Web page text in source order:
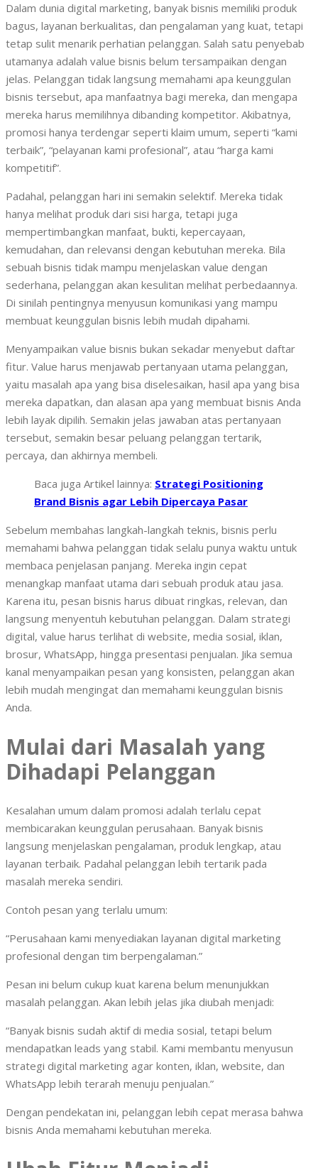
Dalam dunia digital marketing, banyak bisnis memiliki produk
bagus, layanan berkualitas, dan pengalaman yang kuat, tetapi
tetap sulit menarik perhatian pelanggan. Salah satu penyebab
utamanya adalah value bisnis belum tersampaikan dengan
jelas. Pelanggan tidak langsung memahami apa keunggulan
bisnis tersebut, apa manfaatnya bagi mereka, dan mengapa
mereka harus memilihnya dibanding kompetitor. Akibatnya,
promosi hanya terdengar seperti klaim umum, seperti “kami
terbaik”, “pelayanan kami profesional”, atau “harga kami
kompetitif”.
Padahal, pelanggan hari ini semakin selektif. Mereka tidak
hanya melihat produk dari sisi harga, tetapi juga
mempertimbangkan manfaat, bukti, kepercayaan,
kemudahan, dan relevansi dengan kebutuhan mereka. Bila
sebuah bisnis tidak mampu menjelaskan value dengan
sederhana, pelanggan akan kesulitan melihat perbedaannya.
Di sinilah pentingnya menyusun komunikasi yang mampu
membuat keunggulan bisnis lebih mudah dipahami.
Menyampaikan value bisnis bukan sekadar menyebut daftar
fitur. Value harus menjawab pertanyaan utama pelanggan,
yaitu masalah apa yang bisa diselesaikan, hasil apa yang bisa
mereka dapatkan, dan alasan apa yang membuat bisnis Anda
lebih layak dipilih. Semakin jelas jawaban atas pertanyaan
tersebut, semakin besar peluang pelanggan tertarik,
percaya, dan akhirnya membeli.
Baca juga Artikel lainnya: Strategi Positioning
Brand Bisnis agar Lebih Dipercaya Pasar
Sebelum membahas langkah-langkah teknis, bisnis perlu
memahami bahwa pelanggan tidak selalu punya waktu untuk
membaca penjelasan panjang. Mereka ingin cepat
menangkap manfaat utama dari sebuah produk atau jasa.
Karena itu, pesan bisnis harus dibuat ringkas, relevan, dan
langsung menyentuh kebutuhan pelanggan. Dalam strategi
digital, value harus terlihat di website, media sosial, iklan,
brosur, WhatsApp, hingga presentasi penjualan. Jika semua
kanal menyampaikan pesan yang konsisten, pelanggan akan
lebih mudah mengingat dan memahami keunggulan bisnis
Anda.
Mulai dari Masalah yang
Dihadapi Pelanggan
Kesalahan umum dalam promosi adalah terlalu cepat
membicarakan keunggulan perusahaan. Banyak bisnis
langsung menjelaskan pengalaman, produk lengkap, atau
layanan terbaik. Padahal pelanggan lebih tertarik pada
masalah mereka sendiri.
Contoh pesan yang terlalu umum:
“Perusahaan kami menyediakan layanan digital marketing
profesional dengan tim berpengalaman.”
Pesan ini belum cukup kuat karena belum menunjukkan
masalah pelanggan. Akan lebih jelas jika diubah menjadi:
“Banyak bisnis sudah aktif di media sosial, tetapi belum
mendapatkan leads yang stabil. Kami membantu menyusun
strategi digital marketing agar konten, iklan, website, dan
WhatsApp lebih terarah menuju penjualan.”
Dengan pendekatan ini, pelanggan lebih cepat merasa bahwa
bisnis Anda memahami kebutuhan mereka.